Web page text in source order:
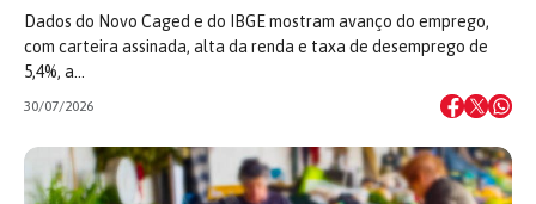
Dados do Novo Caged e do IBGE mostram avanço do emprego,
com carteira assinada, alta da renda e taxa de desemprego de
5,4%, a…
30/07/2026